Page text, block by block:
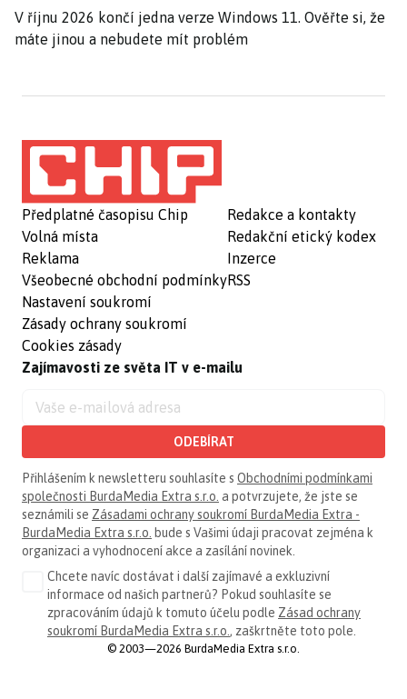
V říjnu 2026 končí jedna verze Windows 11. Ověřte si, že
máte jinou a nebudete mít problém
Předplatné časopisu Chip
Volná místa
Reklama
Všeobecné obchodní podmínky
Nastavení soukromí
Zásady ochrany soukromí
Cookies zásady
Redakce a kontakty
Redakční etický kodex
Inzerce
RSS
Zajímavosti ze světa IT v e-mailu
ODEBÍRAT
Přihlášením k newsletteru souhlasíte s Obchodními podmínkami
společnosti BurdaMedia Extra s.r.o. a potvrzujete, že jste se
seznámili se Zásadami ochrany soukromí BurdaMedia Extra -
BurdaMedia Extra s.r.o. bude s Vašimi údaji pracovat zejména k
organizaci a vyhodnocení akce a zasílání novinek.
Chcete navíc dostávat i další zajímavé a exkluzivní
informace od našich partnerů? Pokud souhlasíte se
zpracováním údajů k tomuto účelu podle Zásad ochrany
soukromí BurdaMedia Extra s.r.o. , zaškrtněte toto pole.
© 2003—2026 BurdaMedia Extra s.r.o.